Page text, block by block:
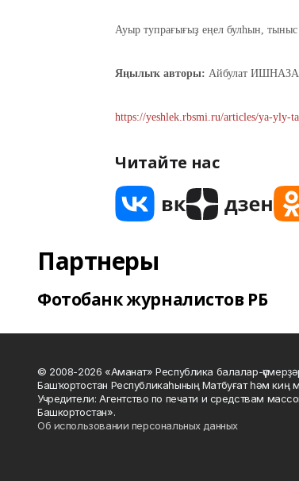
Ауыр тупрағығыҙ еңел булһын,
Яңылыҡ авторы: Айбулат
https://yeshlek.rbsmi.ru/articles/ya-
Читайте нас
Партнеры
Фотобанк журналистов РБ
© 2008-2026 «Аманат» Республика балалар-
Башҡортостан Республикаһының Матбуғат һәм киң
Учредители: Агентство по печати и средствам
Башкортостан».
Об использовании персональных данных